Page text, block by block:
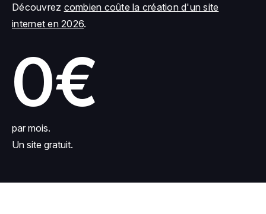
Découvrez combien coûte la création d'un site
internet en 2026.
0€
par mois.
Un site gratuit.